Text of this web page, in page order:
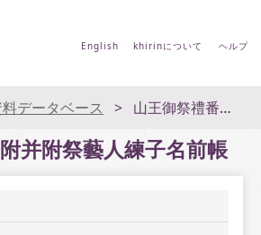
English khirinについて ヘルプ
データベース 山王御祭禮番附并附祭藝人練子名前帳
并附祭藝人練子名前帳